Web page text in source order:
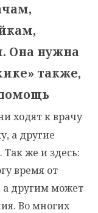
Она нужна
также,
ходят к врачу
а другие
же и здесь:
время от
а другим может
Во многих